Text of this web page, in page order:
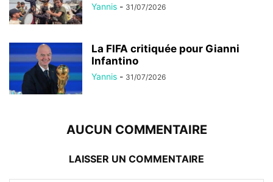
Yannis - 31/07/2026
La FIFA critiquée pour Gianni
Infantino
Yannis - 31/07/2026
AUCUN COMMENTAIRE
LAISSER UN COMMENTAIRE